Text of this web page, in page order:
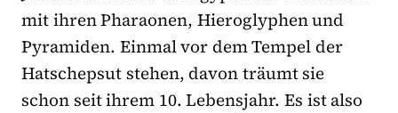
mit ihren Pharaonen, Hieroglyphen und
Pyramiden. Einmal vor dem Tempel der
Hatschepsut stehen, davon träumt sie
schon seit ihrem 10. Lebensjahr. Es ist also